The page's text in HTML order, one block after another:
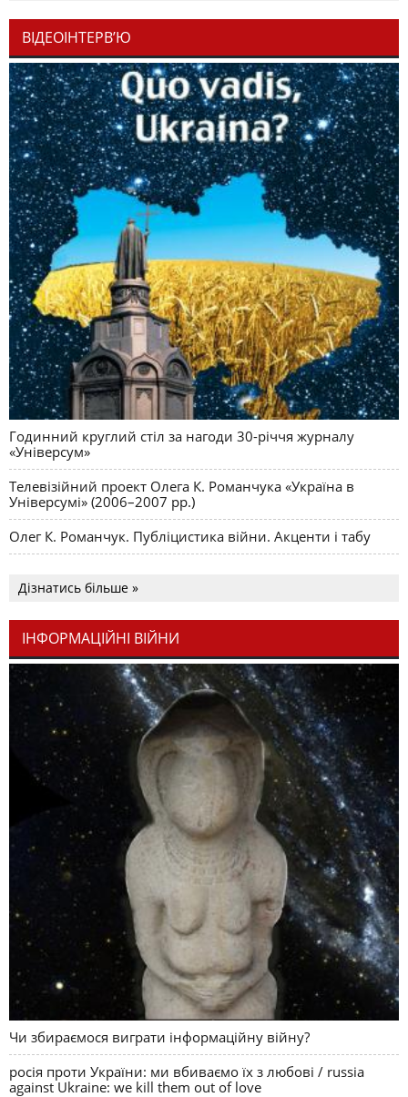
ВІДЕОІНТЕРВ’Ю
Годинний круглий стіл за нагоди 30-річчя журналу
«Універсум»
Телевізійний проект Олега К. Романчука «Україна в
Універсумі» (2006–2007 рр.)
Олег К. Романчук. Публіцистика війни. Акценти і табу
Дізнатись більше »
ІНФОРМАЦІЙНІ ВІЙНИ
Чи збираємося виграти інформаційну війну?
росія проти України: ми вбиваємо їх з любові / russia
against Ukraine: we kill them out of love